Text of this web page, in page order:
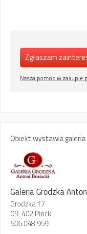
Zgłaszam
Nasza pomoc w zakupie
Obiekt wystawia galeria
Galeria Grodzka
Grodzka 17
09-402 Płock
506 048 959